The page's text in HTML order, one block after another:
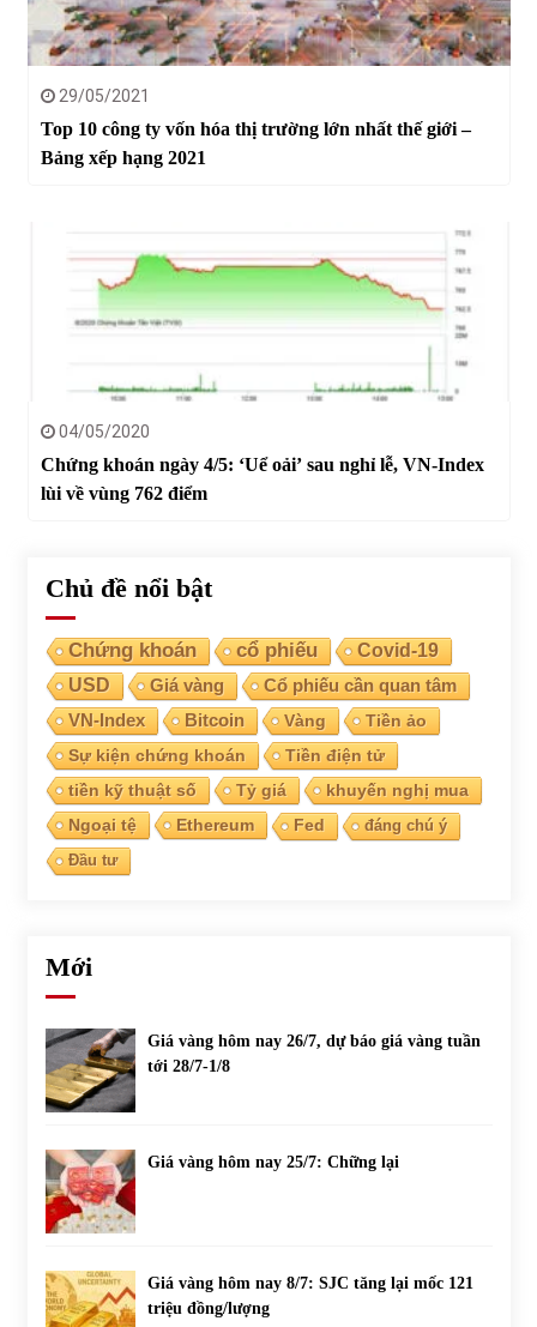
29/05/2021
Top 10 công ty vốn hóa thị trường lớn nhất thế giới –
Bảng xếp hạng 2021
04/05/2020
Chứng khoán ngày 4/5: ‘Uể oải’ sau nghỉ lễ, VN-Index
lùi về vùng 762 điểm
Chủ đề nổi bật
Chứng khoán cổ phiếu
Covid-19
USD
Giá vàng Cổ phiếu cần quan tâm
VN-Index Bitcoin Vàng
Tiền ảo
Sự kiện chứng khoán
Tiền điện tử
tiền kỹ thuật số
Tỷ giá
khuyến nghị mua
Ngoại tệ
Ethereum Fed
đáng chú ý
Đầu tư
Mới
Giá vàng hôm nay 26/7, dự báo giá vàng tuần
tới 28/7-1/8
Giá vàng hôm nay 25/7: Chững lại
Giá vàng hôm nay 8/7: SJC tăng lại mốc 121
triệu đồng/lượng